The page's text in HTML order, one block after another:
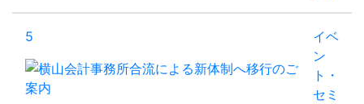
5
イベ
ン
ト・
セミ